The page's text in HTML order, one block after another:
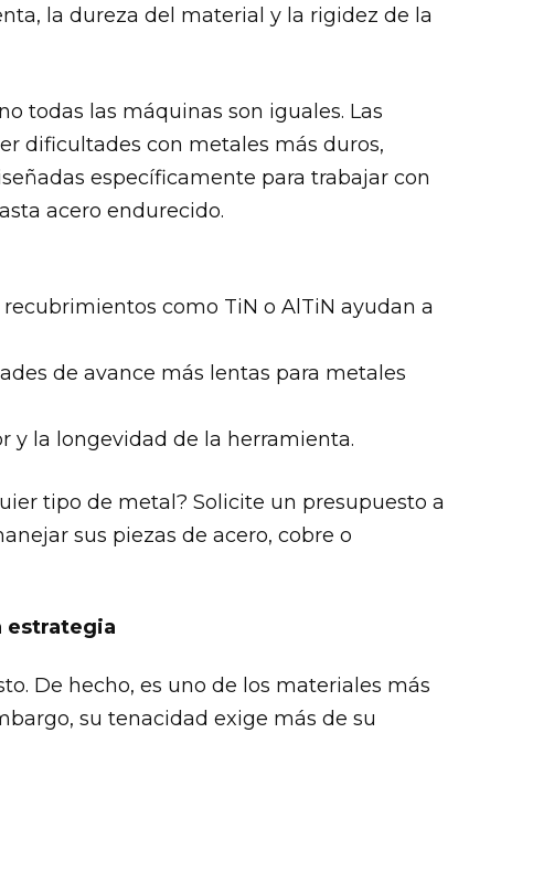
la dureza del material y la rigidez de la
todas las máquinas son iguales. Las
dificultades con metales más duros,
específicamente para trabajar con
acero endurecido.
como TiN o AlTiN ayudan a
de avance más lentas para metales
y la longevidad de la herramienta.
tipo de metal? Solicite un presupuesto a
sus piezas de acero, cobre o
estrategia
De hecho, es uno de los materiales más
su tenacidad exige más de su